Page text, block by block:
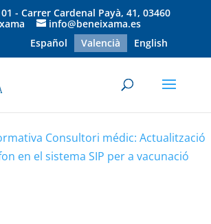
- Carrer Cardenal Payà, 41, 03460
info@beneixama.es
Español
Valencià English
Consultori médic: Actualització
en el sistema SIP per a vacunació